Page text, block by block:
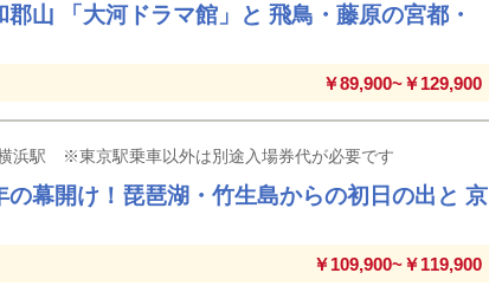
山 「大河ドラマ館」と 飛鳥・藤原の宮都・
￥89,900~￥129,900
浜駅 ※東京駅乗車以外は別途入場券代が必要です
の幕開け！琵琶湖・竹生島からの初日の出と 京
￥109,900~￥119,900